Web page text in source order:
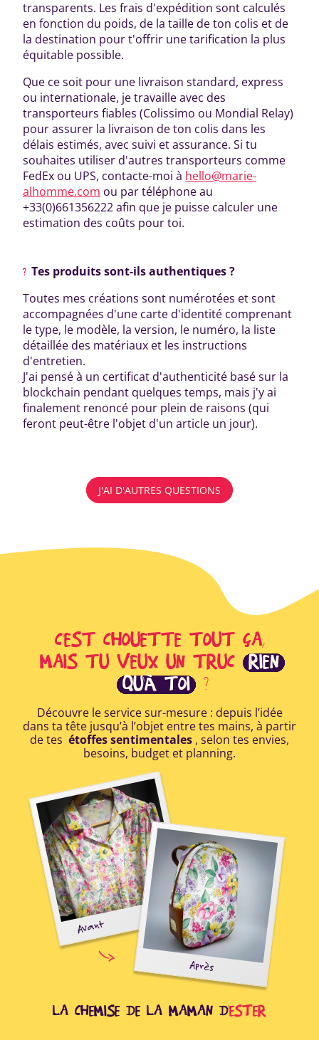
transparents. Les frais d'expédition sont calculés
en fonction du poids, de la taille de ton colis et de
la destination pour t'offrir une tarification la plus
équitable possible.
Que ce soit pour une livraison standard, express
ou internationale, je travaille avec des
transporteurs fiables (Colissimo ou Mondial Relay)
pour assurer la livraison de ton colis dans les
délais estimés, avec suivi et assurance. Si tu
souhaites utiliser d'autres transporteurs comme
FedEx ou UPS, contacte-moi à hello@marie-
alhomme.com ou par téléphone au
+33(0)661356222 afin que je puisse calculer une
estimation des coûts pour toi.
Tes produits sont-ils authentiques ?
Toutes mes créations sont numérotées et sont
accompagnées d'une carte d'identité comprenant
le type, le modèle, la version, le numéro, la liste
détaillée des matériaux et les instructions
d'entretien.
J'ai pensé à un certificat d'authenticité basé sur la
blockchain pendant quelques temps, mais j'y ai
finalement renoncé pour plein de raisons (qui
feront peut-être l'objet d'un article un jour).
J'AI D'AUTRES QUESTIONS
C'EST CHOUETTE TOUT ÇA,
MAIS TU VEUX UN TRUC
RIEN
QU'À TOI ?
Découvre le service sur-mesure : depuis l’idée
dans ta tête jusqu’à l’objet entre tes mains, à partir
de tes étoffes sentimentales , selon tes envies,
besoins, budget et planning.
LA CHEMISE DE LA MAMAN D'ESTER
Avant
Après